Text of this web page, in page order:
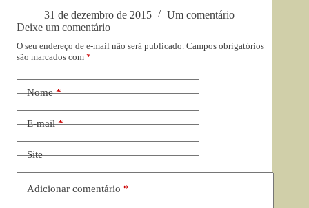
31 de dezembro de 2015
Um comentário
Deixe um comentário
O seu endereço de e-mail não será publicado. Campos obrigatórios
são marcados com *
Nome*
E-mail*
Site
Adicionar comentário *